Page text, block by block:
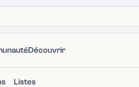
Découvrir
Listes